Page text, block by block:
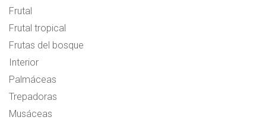
Frutal
Frutal tropical
Frutas del bosque
Interior
Palmáceas
Trepadoras
Musáceas